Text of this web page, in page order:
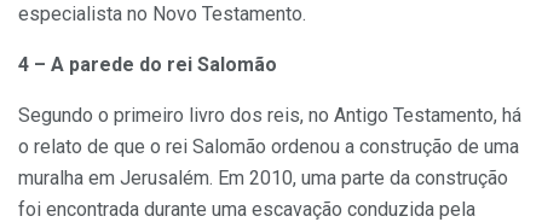
especialista no Novo Testamento.
4 – A parede do rei Salomão
Segundo o primeiro livro dos reis, no Antigo Testamento, há
o relato de que o rei Salomão ordenou a construção de uma
muralha em Jerusalém. Em 2010, uma parte da construção
foi encontrada durante uma escavação conduzida pela